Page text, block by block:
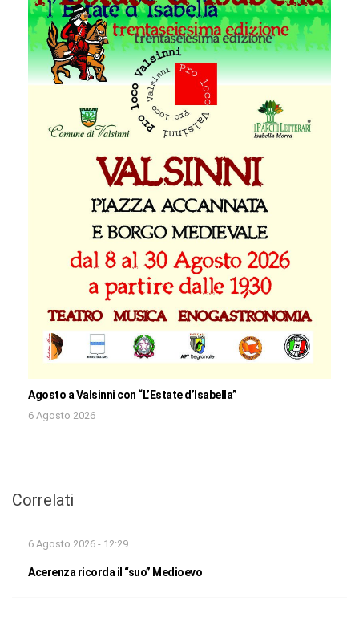
Agosto a Valsinni con “L’Estate d’Isabella”
6 Agosto 2026
Correlati
6 Agosto 2026 - 12:29
Acerenza ricorda il “suo” Medioevo